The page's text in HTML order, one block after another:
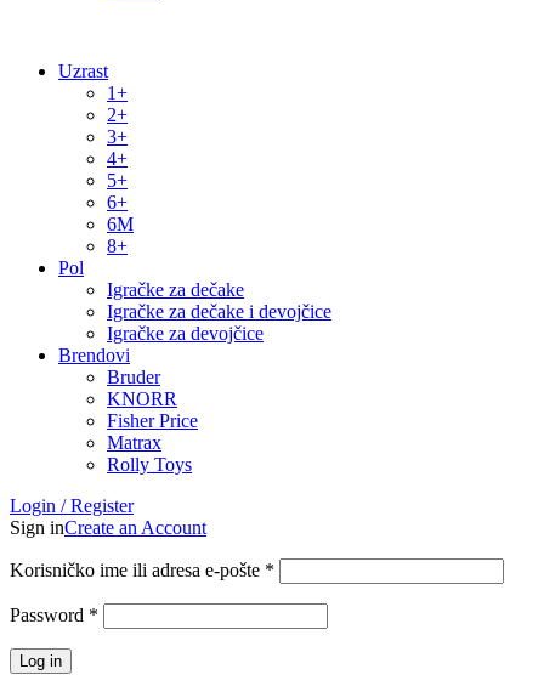
Uzrast
1+
2+
3+
4+
5+
6+
6M
8+
Pol
Igračke za dečake
Igračke za dečake i devojčice
Igračke za devojčice
Brendovi
Bruder
KNORR
Fisher Price
Matrax
Rolly Toys
Login / Register
Sign inCreate an Account
Korisničko ime ili adresa e-pošte *
Password *
Log in